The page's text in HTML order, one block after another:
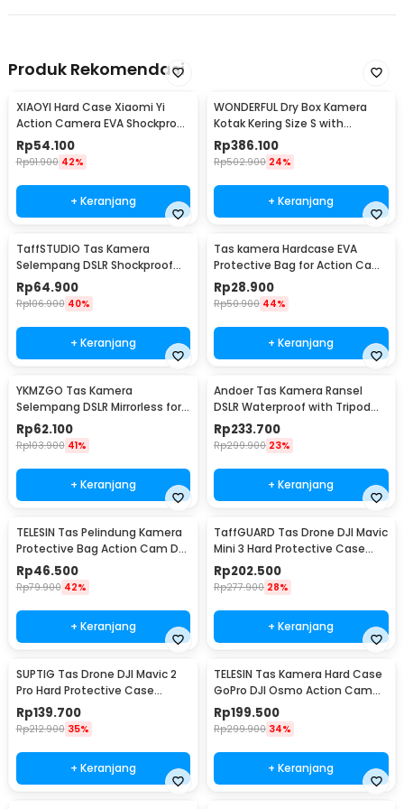
Produk Rekomendasi
XIAOYI Hard Case Xiaomi Yi
Action Camera EVA Shockproof
Carrying Case - S120
Rp54.100
Rp91.900 42%
+ Keranjang
WONDERFUL Dry Box Kamera
Kotak Kering Size S with
Dehumidifier - DB-2820
Rp386.100
Rp502.900 24%
+ Keranjang
TaffSTUDIO Tas Kamera
Selempang DSLR Shockproof
for Canon Nikon - A05
Rp64.900
Rp106.900 40%
+ Keranjang
Tas kamera Hardcase EVA
Protective Bag for Action Cam
Earphone TWS - VBG-E10
Rp28.900
Rp50.900 44%
+ Keranjang
YKMZGO Tas Kamera
Selempang DSLR Mirrorless for
Canon Nikon Sony - A06
Rp62.100
Rp103.900 41%
+ Keranjang
Andoer Tas Kamera Ransel
DSLR Waterproof with Tripod
Storage - B10
Rp233.700
Rp299.900 23%
+ Keranjang
TELESIN Tas Pelindung Kamera
Protective Bag Action Cam DJI
Action 3 - OA-BAG-002
Rp46.500
Rp79.900 42%
+ Keranjang
TaffGUARD Tas Drone DJI Mavic
Mini 3 Hard Protective Case
Storage Bag - ZD33
Rp202.500
Rp277.900 28%
+ Keranjang
SUPTIG Tas Drone DJI Mavic 2
Pro Hard Protective Case
Shouder Bag - SP29
Rp139.700
Rp212.900 35%
+ Keranjang
TELESIN Tas Kamera Hard Case
GoPro DJI Osmo Action Cam
Waterproof - GP-PRC-278-02
Rp199.500
Rp299.900 34%
+ Keranjang